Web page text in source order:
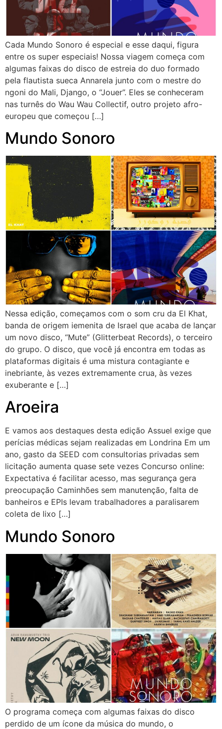
Cada Mundo Sonoro é especial e esse daqui, figura
entre os super especiais! Nossa viagem começa com
algumas faixas do disco de estreia do duo formado
pela flautista sueca Annarela junto com o mestre do
ngoni do Mali, Django, o “Jouer”. Eles se conheceram
nas turnês do Wau Wau Collectif, outro projeto afro-
europeu que começou […]
Mundo Sonoro
Nessa edição, começamos com o som cru da El Khat,
banda de origem iemenita de Israel que acaba de lançar
um novo disco, “Mute” (Glitterbeat Records), o terceiro
do grupo. O disco, que você já encontra em todas as
plataformas digitais é uma mistura contagiante e
inebriante, às vezes extremamente crua, às vezes
exuberante e […]
Aroeira
E vamos aos destaques desta edição Assuel exige que
perícias médicas sejam realizadas em Londrina Em um
ano, gasto da SEED com consultorias privadas sem
licitação aumenta quase sete vezes Concurso online:
Expectativa é facilitar acesso, mas segurança gera
preocupação Caminhões sem manutenção, falta de
banheiros e EPIs levam trabalhadores a paralisarem
coleta de lixo […]
Mundo Sonoro
O programa começa com algumas faixas do disco
perdido de um ícone da música do mundo, o